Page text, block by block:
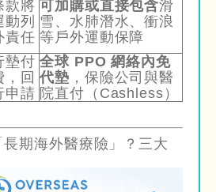
款將
列
責任
可加購或直接包含滑
雪、水肺潛水、衝浪
等戶外運動保障
墊付
，回
申請
全球 PPO 網絡內免
代墊 ，保險公司與醫
院直付（Cashless）
期海外醫療險」？三大